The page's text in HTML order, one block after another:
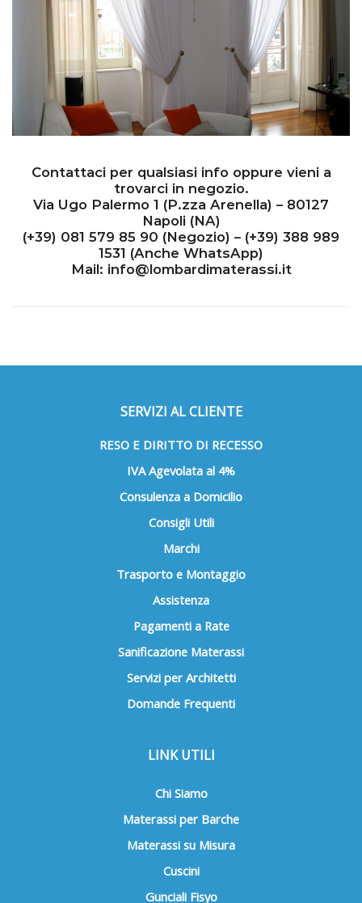
Contattaci per qualsiasi info oppure vieni a
trovarci in negozio.
Via Ugo Palermo 1 (P.zza Arenella) – 80127
Napoli (NA)
(+39) 081 579 85 90 (Negozio) – (+39) 388 989
1531 (Anche WhatsApp)
Mail: info@lombardimaterassi.it
SERVIZI AL CLIENTE
RESO E DIRITTO DI RECESSO
IVA Agevolata al 4%
Consulenza a Domicilio
Consigli Utili
Marchi
Trasporto e Montaggio
Assistenza
Pagamenti a Rate
Sanificazione Materassi
Servizi per Architetti
Domande Frequenti
LINK UTILI
Chi Siamo
Materassi per Barche
Materassi su Misura
Cuscini
Gunciali Fisyo